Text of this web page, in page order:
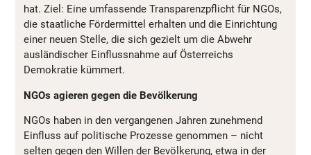
hat. Ziel: Eine umfassende Transparenzpflicht für NGOs,
die staatliche Fördermittel erhalten und die Einrichtung
einer neuen Stelle, die sich gezielt um die Abwehr
ausländischer Einflussnahme auf Österreichs
Demokratie kümmert.
NGOs agieren gegen die Bevölkerung
NGOs haben in den vergangenen Jahren zunehmend
Einfluss auf politische Prozesse genommen – nicht
selten gegen den Willen der Bevölkerung, etwa in der